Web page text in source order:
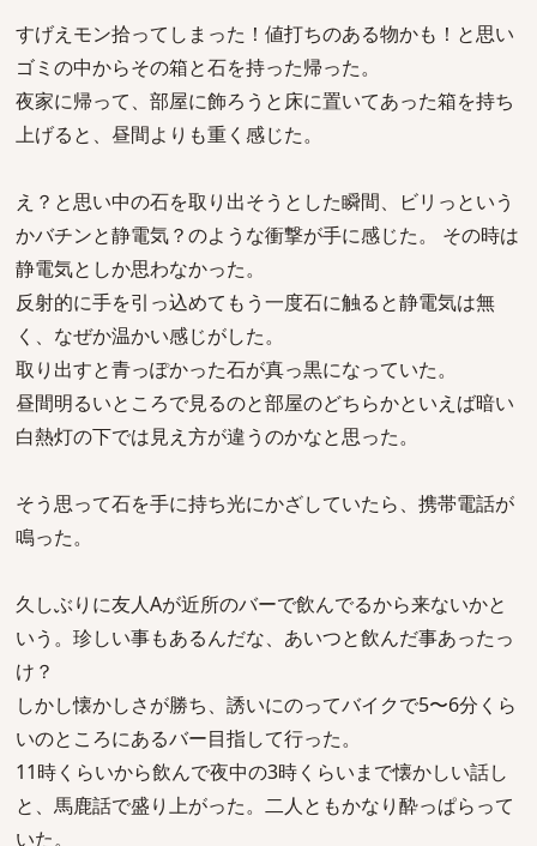
すげえモン拾ってしまった！値打ちのある物かも！と思い
ゴミの中からその箱と石を持った帰った。
夜家に帰って、部屋に飾ろうと床に置いてあった箱を持ち
上げると、昼間よりも重く感じた。
え？と思い中の石を取り出そうとした瞬間、ビリっという
かバチンと静電気？のような衝撃が手に感じた。 その時は
静電気としか思わなかった。
反射的に手を引っ込めてもう一度石に触ると静電気は無
く、なぜか温かい感じがした。
取り出すと青っぽかった石が真っ黒になっていた。
昼間明るいところで見るのと部屋のどちらかといえば暗い
白熱灯の下では見え方が違うのかなと思った。
そう思って石を手に持ち光にかざしていたら、携帯電話が
鳴った。
久しぶりに友人Aが近所のバーで飲んでるから来ないかと
いう。珍しい事もあるんだな、あいつと飲んだ事あったっ
け？
しかし懐かしさが勝ち、誘いにのってバイクで5〜6分くら
いのところにあるバー目指して行った。
11時くらいから飲んで夜中の3時くらいまで懐かしい話し
と、馬鹿話で盛り上がった。二人ともかなり酔っぱらって
いた。